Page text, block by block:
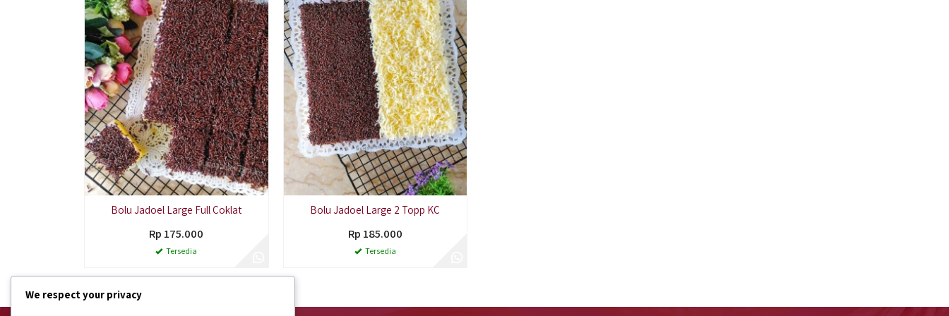
Bolu Jadoel Large Full Coklat
Rp 175.000
Tersedia
Bolu Jadoel Large 2 Topp KC
Rp 185.000
Tersedia
We respect your privacy